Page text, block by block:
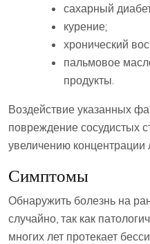
сахарный
курение;
хронический
пальмовое
продукты.
Воздействие указанных
повреждение сосудистых
увеличению концентрации
Симптомы
Обнаружить болезнь на
случайно, так как
многих лет протекает